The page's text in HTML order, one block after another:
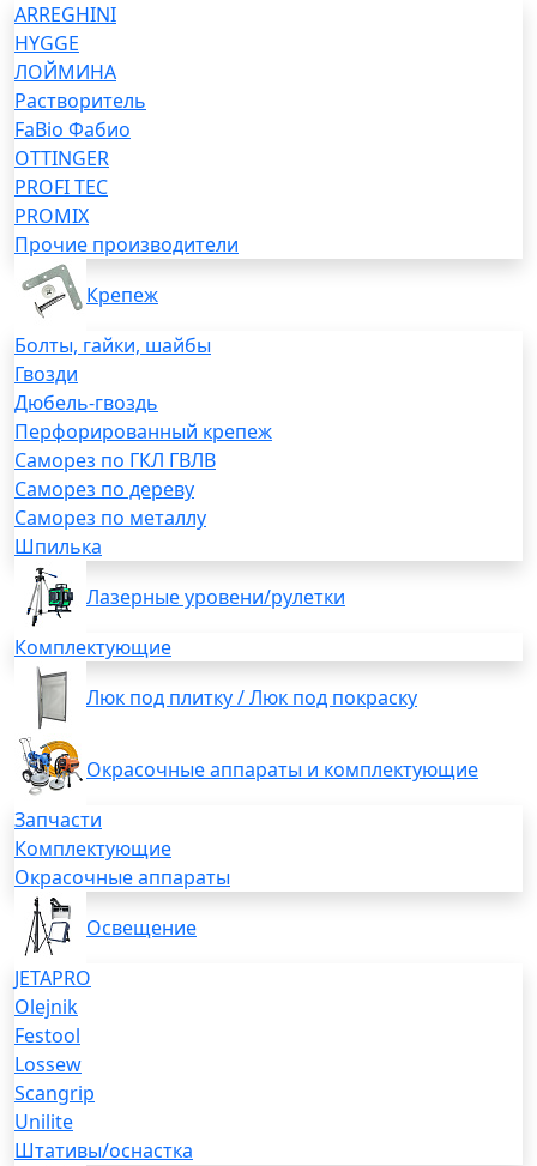
ARREGHINI
HYGGE
ЛОЙМИНА
Растворитель
FaBio Фабио
OTTINGER
PROFI TEC
PROMIX
Прочие производители
Крепеж
Болты, гайки, шайбы
Гвозди
Дюбель-гвоздь
Перфорированный крепеж
Саморез по ГКЛ ГВЛВ
Саморез по дереву
Саморез по металлу
Шпилька
Лазерные уровени/рулетки
Комплектующие
Люк под плитку / Люк под покраску
Окрасочные аппараты и комплектующие
Запчасти
Комплектующие
Окрасочные аппараты
Освещение
JETAPRO
Olejnik
Festool
Lossew
Scangrip
Unilite
Штативы/оснастка